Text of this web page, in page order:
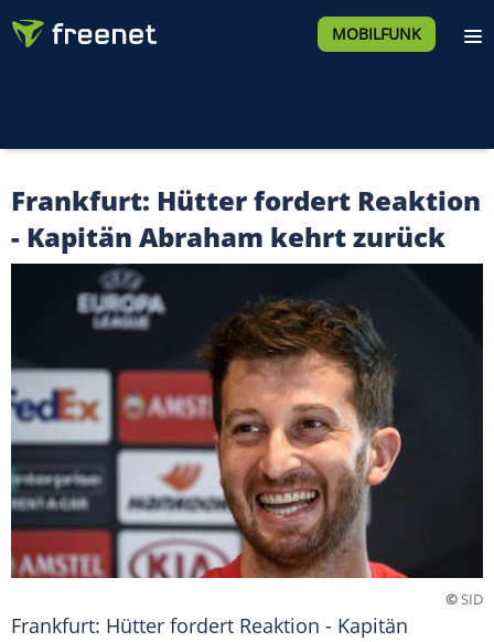
MOBILFUNK
Frankfurt: Hütter fordert Reaktion
- Kapitän Abraham kehrt zurück
©SID
Frankfurt: Hütter fordert Reaktion - Kapitän